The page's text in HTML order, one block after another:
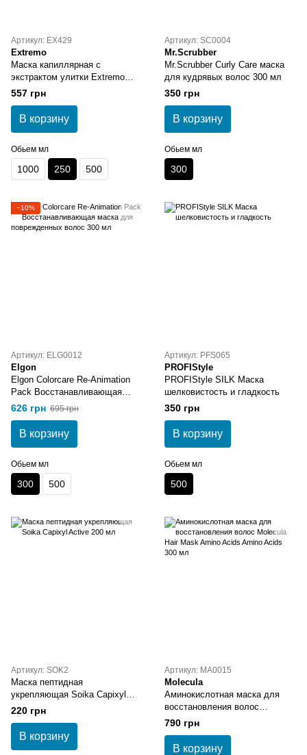
Артикул: EX429
Extremo
Маска капиллярная с
экстрактом улитки Extremo
After Color Mask 250 мл
557 грн
В корзину
Обьем мл
1000 250 500
Артикул: SC0004
Mr.Scrubber
Mr.Scrubber Curly Сare маска
для кудрявых волос 300 мл
350 грн
В корзину
Обьем мл
300
−10%
Артикул: ELG0012
Elgon
Elgon Colorcare Re-Animation
Pack Восстанавливающая
маска для поврежденных
волос 300 мл
626 грн 695 грн
В корзину
Обьем мл
300 500
Артикул: PFS065
PROFIStyle
PROFIStyle SILK Маска
шелковистость и гладкость
350 грн
В корзину
Обьем мл
500
Артикул: SOK2
Маска пептидная
укрепляющая Soika Capixyl
Active 200 мл
220 грн
В корзину
Артикул: MA0015
Molecula
Аминокислотная маска для
восстановления волос
Molecula Hair Mask Amino Acids
Amino Acids 300 мл
790 грн
В корзину